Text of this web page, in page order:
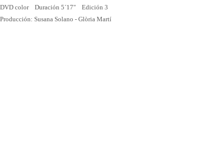
DVD color Duración 5´17" Edición 3
Producción: Susana Solano - Glòria Martí